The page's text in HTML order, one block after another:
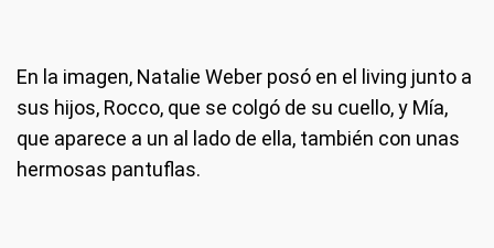
En la imagen, Natalie Weber posó en el living junto a
sus hijos, Rocco, que se colgó de su cuello, y Mía,
que aparece a un al lado de ella, también con unas
hermosas pantuflas.